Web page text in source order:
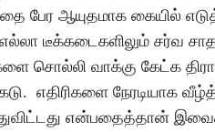
பேர ஆயுதமாக கையில்
டீக்கடைகளிலும் சர்வ
சொல்லி வாக்கு கேட்க
எதிரிகளை நேரடியாக
என்பதைத்தான்